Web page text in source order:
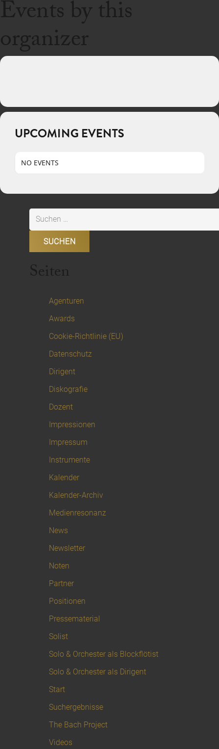
Events by this
organizer
UPCOMING EVENTS
NO EVENTS
Suchen
nach:
Seiten
Agenturen
Awards
Cookie-Richtlinie (EU)
Datenschutz
Dirigent
Diskografie
Dozent
Impressionen
Impressum
Instrumente
Kalender
Kalender-Archiv
Medienresonanz
News
Newsletter
Noten
Partner
Positionen
Pressematerial
Solist
Solo & Orchester als Blockflötist
Solo & Orchester als Dirigent
Start
Suchergebnisse
The Bach Project
Videos